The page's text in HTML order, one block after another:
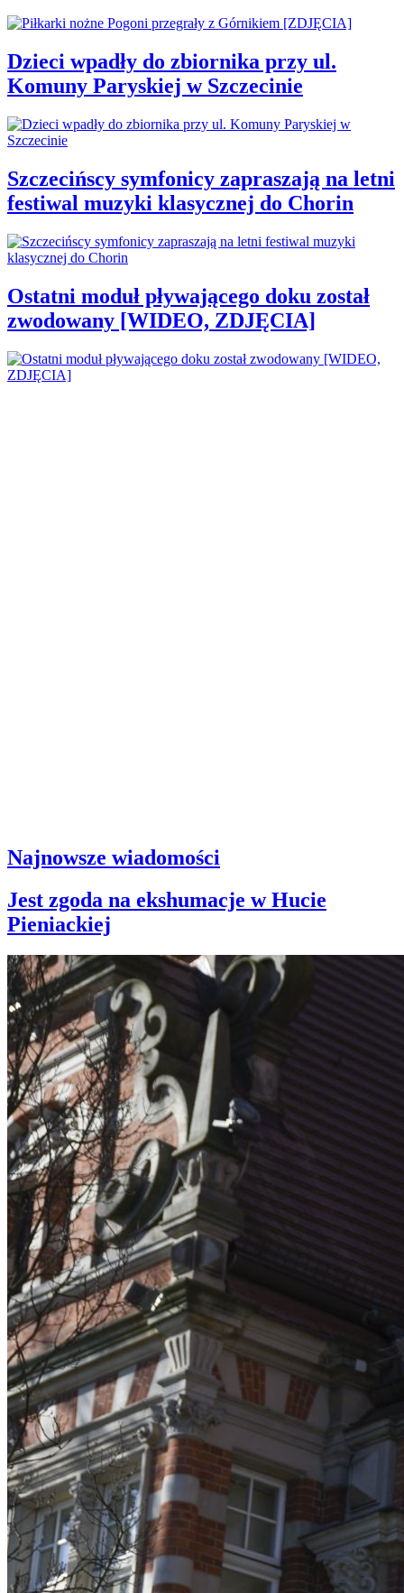
Dzieci wpadły do zbiornika przy ul.
Komuny Paryskiej w Szczecinie
Szczecińscy symfonicy zapraszają na letni
festiwal muzyki klasycznej do Chorin
Ostatni moduł pływającego doku został
zwodowany [WIDEO, ZDJĘCIA]
Najnowsze wiadomości
Jest zgoda na ekshumacje w Hucie
Pieniackiej